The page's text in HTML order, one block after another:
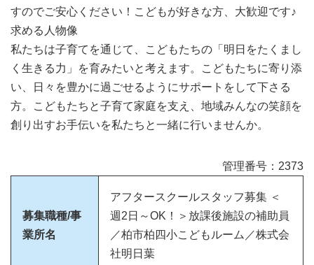
すのでご安心ください！こどもが好きな方、大歓迎です♪
求める人物像
私たちは子育てを通じて、こどもたちの「明日をたくまし
く生きる力」を育みたいと考えます。こどもたちに寄り添
い、日々を豊かに過ごせるようにサポートをして下さる
方。こどもたちと子育て家庭を支え、地域みんなの笑顔を
創り出すお手伝いを私たちと一緒に行いませんか。
管理番号：2373
募集職種/事
業所名
アフタースクールスタッフ募集 ＜
週2日～OK！＞放課後施設の補助員
／柏市柏四小こどもルーム／株式会
社明日葉